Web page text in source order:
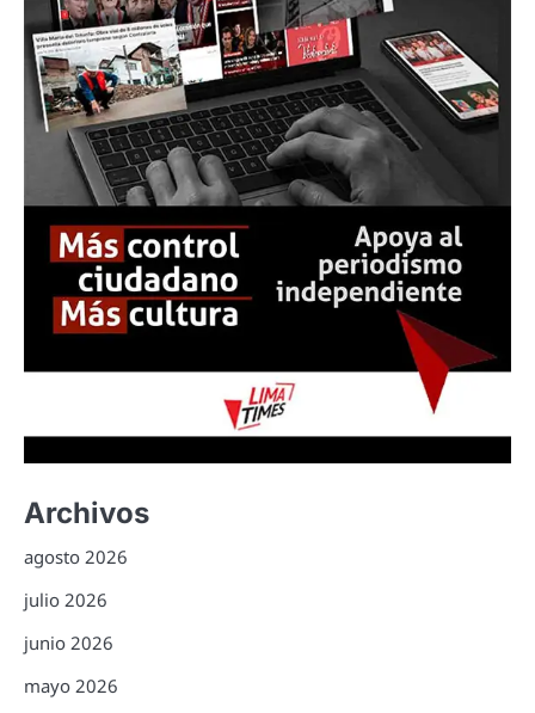
Archivos
agosto 2026
julio 2026
junio 2026
mayo 2026